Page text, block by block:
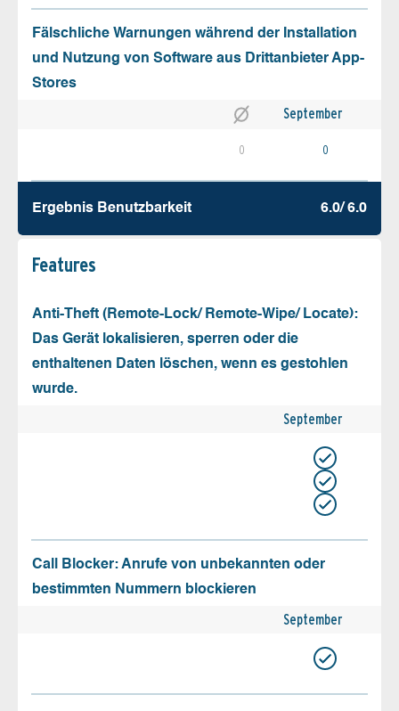
Fälschliche Warnungen während der Installation
und Nutzung von Software aus Drittanbieter App-
Stores
September
0 0
Ergebnis Benutz­barkeit 6.0/ 6.0
Features
Anti-Theft (Remote-Lock/ Remote-Wipe/ Locate):
Das Gerät lokalisieren, sperren oder die
enthaltenen Daten löschen, wenn es gestohlen
wurde.
September
Call Blocker: Anrufe von unbekannten oder
bestimmten Nummern blockieren
September